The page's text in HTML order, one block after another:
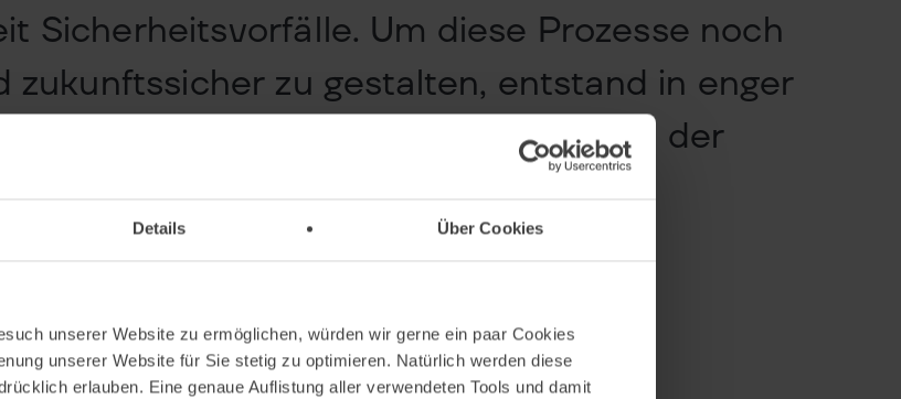
Details Über Cookies
unserer Website zu ermöglichen, würden wir gerne ein paar Cookies
unserer Website für Sie stetig zu optimieren. Natürlich werden diese
erlauben. Eine genaue Auflistung aller verwendeten Tools und damit
Sicherheitsvorfälle. Um diese Prozesse noch
zukunftssicher zu gestalten, entstand in enger
eine individuell entwickelte Plattform: der